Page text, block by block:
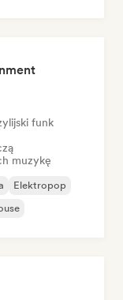
funk
muzykę
Elektropop